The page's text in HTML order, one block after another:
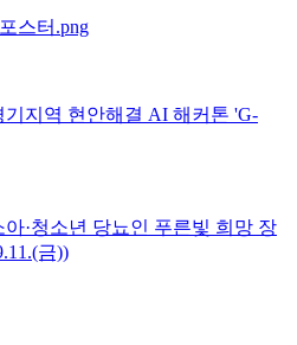
스터.png
지역 현안해결 AI 해커톤 'G-
·청소년 당뇨인 푸른빛 희망 장
금))